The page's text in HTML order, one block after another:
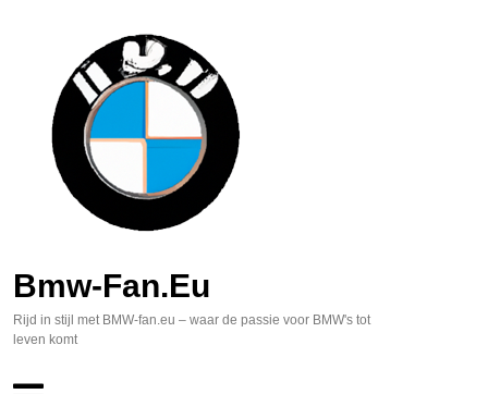
Bmw-Fan.eu
Rijd in stijl met BMW-fan.eu – waar de passie voor BMW's tot
leven komt